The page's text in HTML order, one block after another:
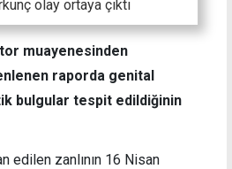
olay ortaya çıktı
muayenesinden
raporda genital
bulgular tespit edildiğinin
edilen zanlının 16 Nisan